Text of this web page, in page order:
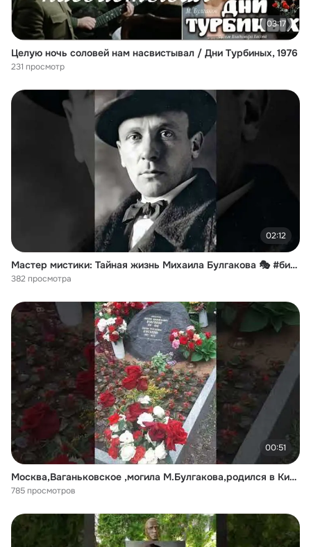
03:17
Целую ночь соловей нам насвистывал / Дни Турбиных, 1976
231 просмотр
02:12
Мастер мистики: Тайная жизнь Михаила Булгакова 🎭 #биография #булгаков #facts #biography
382 просмотра
00:51
Москва,Ваганьковское ,могила М.Булгакова,родился в Киеве умер в г.Москве.Надгробный камень от Гоголя
785 просмотров